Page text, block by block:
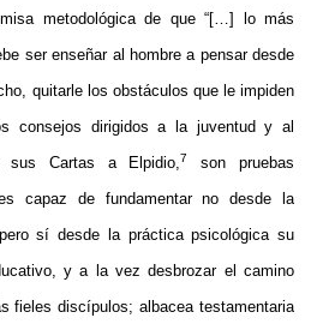
metodológica de que “[…] lo más
ser enseñar al hombre a pensar desde
quitarle los obstáculos que le impiden
consejos dirigidos a la juventud y al
sus Cartas a Elpidio, 7
son pruebas
capaz de fundamentar no desde la
sí desde la práctica psicológica su
y a la vez desbrozar el camino
fieles discípulos; albacea testamentaria